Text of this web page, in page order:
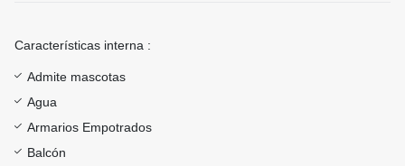
Características interna :
Admite mascotas
Agua
Armarios Empotrados
Balcón